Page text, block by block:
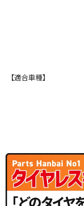
【適合車種】